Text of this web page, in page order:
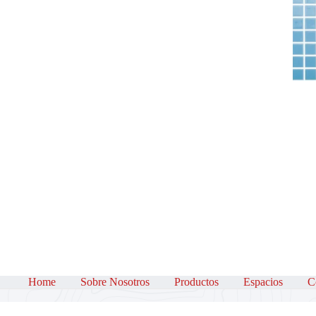
Home Sobre Nosotros Productos Espacios